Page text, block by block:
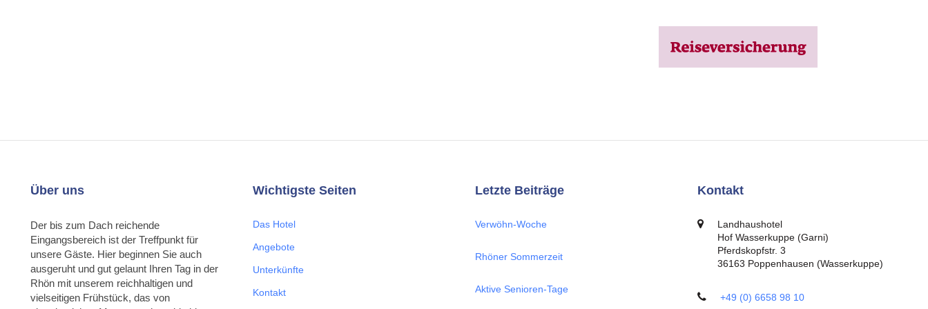
Über uns
Der bis zum Dach reichende
Eingangsbereich ist der Treffpunkt für
unsere Gäste. Hier beginnen Sie auch
ausgeruht und gut gelaunt Ihren Tag in der
Rhön mit unserem reichhaltigen und
vielseitigen Frühstück, das von
Wichtigste Seiten
Das Hotel
Angebote
Unterkünfte
Kontakt
Letzte Beiträge
Verwöhn-Woche
Rhöner Sommerzeit
Aktive Senioren-Tage
Kontakt
Landhaushotel
Hof Wasserkuppe (Garni)
Pferdskopfstr. 3
36163 Poppenhausen (Wasserkuppe)
+49 (0) 6658 98 10